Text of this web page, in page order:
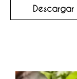
Descargar